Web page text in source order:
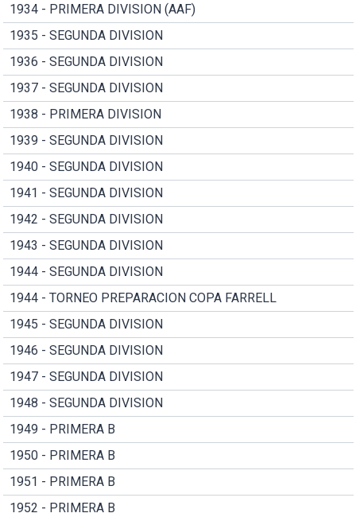
1934 - PRIMERA DIVISION (AAF)
1935 - SEGUNDA DIVISION
1936 - SEGUNDA DIVISION
1937 - SEGUNDA DIVISION
1938 - PRIMERA DIVISION
1939 - SEGUNDA DIVISION
1940 - SEGUNDA DIVISION
1941 - SEGUNDA DIVISION
1942 - SEGUNDA DIVISION
1943 - SEGUNDA DIVISION
1944 - SEGUNDA DIVISION
1944 - TORNEO PREPARACION COPA FARRELL
1945 - SEGUNDA DIVISION
1946 - SEGUNDA DIVISION
1947 - SEGUNDA DIVISION
1948 - SEGUNDA DIVISION
1949 - PRIMERA B
1950 - PRIMERA B
1951 - PRIMERA B
1952 - PRIMERA B